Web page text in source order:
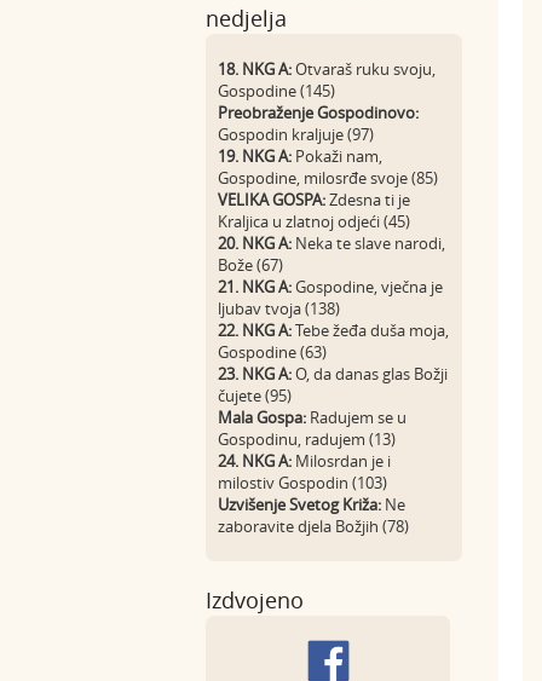
nedjelja
18. NKG A:Otvaraš ruku svoju,
Gospodine (145)
Preobraženje Gospodinovo:
Gospodin kraljuje (97)
19. NKG A: Pokaži nam,
Gospodine, milosrđe svoje (85)
VELIKA GOSPA:Zdesna ti je
Kraljica u zlatnoj odjeći (45)
20. NKG A: Neka te slave narodi,
Bože (67)
21. NKG A:Gospodine, vječna je
ljubav tvoja (138)
22. NKG A:Tebe žeđa duša moja,
Gospodine (63)
23. NKG A:O, da danas glas Božji
čujete (95)
Mala Gospa: Radujem se u
Gospodinu, radujem (13)
24. NKG A: Milosrdan je i
milostiv Gospodin (103)
Uzvišenje Svetog Križa: Ne
zaboravite djela Božjih (78)
Izdvojeno